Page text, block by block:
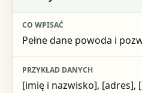
Pełne dane powoda i
[imię i nazwisko], [adres],